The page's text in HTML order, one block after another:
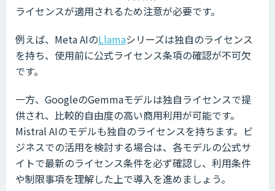
ライセンスが適用されるため注意が必要です。
例えば、Meta AIのLlamaシリーズは独自のライセンス
を持ち、使用前に公式ライセンス条項の確認が不可欠
です。
一方、GoogleのGemmaモデルは独自ライセンスで提
供され、比較的自由度の高い商用利用が可能です。
Mistral AIのモデルも独自のライセンスを持ちます。ビ
ジネスでの活用を検討する場合は、各モデルの公式サ
イトで最新のライセンス条件を必ず確認し、利用条件
や制限事項を理解した上で導入を進めましょう。